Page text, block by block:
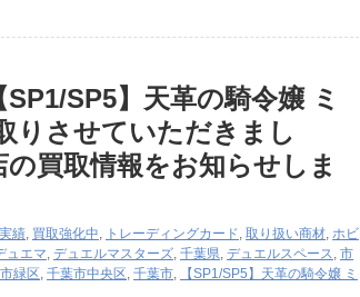
SP5】天革の騎令嬢 ミ
りさせていただきまし
買取情報をお知らせしま
績, 買取強化中, トレーディングカード, 取り扱い商材, ホビ
ュエマ, デュエルマスターズ, 千葉県, デュエルスペース, 市
緑区, 千葉市中央区, 千葉市,
【SP1/SP5】天革の騎令嬢 ミ